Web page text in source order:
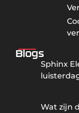
Blogs
Sphinx
Wat zijn